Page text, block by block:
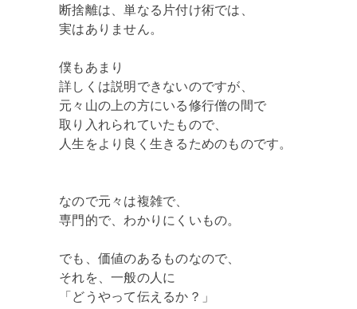
断捨離は、単なる片付け術では、
実はありません。
僕もあまり
詳しくは説明できないのですが、
元々山の上の方にいる修行僧の間で
取り入れられていたもので、
人生をより良く生きるためのものです。
なので元々は複雑で、
専門的で、わかりにくいもの。
でも、価値のあるものなので、
それを、一般の人に
「どうやって伝えるか？」